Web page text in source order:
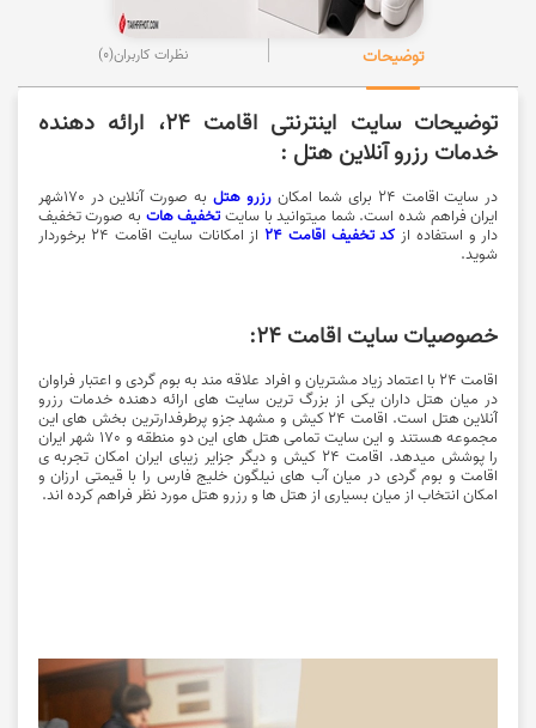
توضیحات نظرات کاربران(0)
توضیحات سایت اینترنتی اقامت 24، ارائه دهنده
خدمات رزرو آنلاین هتل :
در سایت اقامت 24 برای شما امکان رزرو هتل
به صورت آنلاین در ١٧٠شهر
ایران فراهم شده است. شما میتوانید با سایتتخفیف هات به صورت تخفیف
دار و استفاده از کد تخفیف اقامت 24
از امکانات سایت اقامت 24 برخوردار
شوید.
خصوصیات سایت اقامت 24:
اقامت 24 با اعتماد زیاد مشتریان و افراد علاقه مند به بوم گردی و اعتبار فراوان
در میان هتل داران یکی از بزرگ ترین سایت های ارائه‌ دهنده خدمات رزرو
آنلاین هتل است. اقامت 24 کیش و مشهد جزو پرطرفدارترین بخش های این
مجموعه هستند و این سایت تمامی هتل های این دو منطقه و ١٧٠ شهر ایران
را پوشش میدهد. اقامت 24 کیش و دیگر جزایر زیبای ایران امکان تجربه ی
اقامت و بوم گردی در میان آب های نیلگون خلیج فارس را با قیمتی ارزان و
امکان انتخاب از میان بسیاری از هتل ها و رزرو هتل مورد نظر فراهم کرده اند.